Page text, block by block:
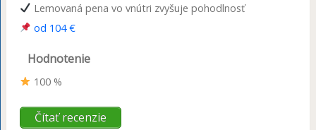
Lemovaná pena vo vnútri zvyšuje pohodlnosť
od 104 €
Hodnotenie
100 %
Čítať recenzie